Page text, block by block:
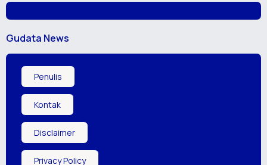
Gudata News
Penulis
Kontak
Disclaimer
Privacy Policy